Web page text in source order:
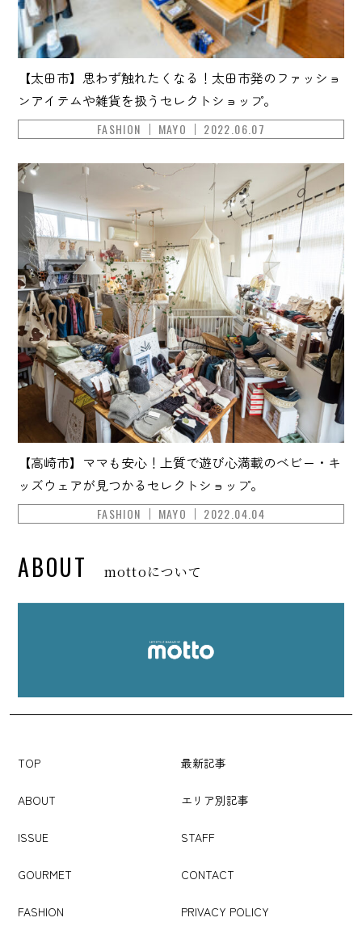
【太田市】思わず触れたくなる！太田市発のファッショ
ンアイテムや雑貨を扱うセレクトショップ。
FASHION MAYO 2022.06.07
【高崎市】ママも安心！上質で遊び心満載のベビー・キ
ッズウェアが見つかるセレクトショップ。
FASHION MAYO 2022.04.04
ABOUT mottoについて
TOP 最新記事
ABOUT エリア別記事
ISSUE STAFF
GOURMET CONTACT
FASHION PRIVACY POLICY